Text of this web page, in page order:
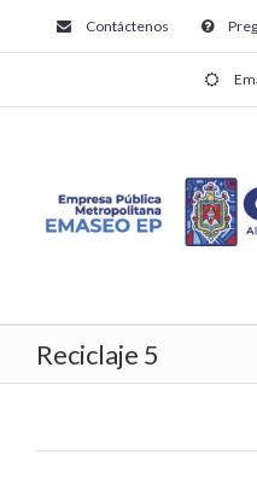
Contáctenos
Reciclaje 5